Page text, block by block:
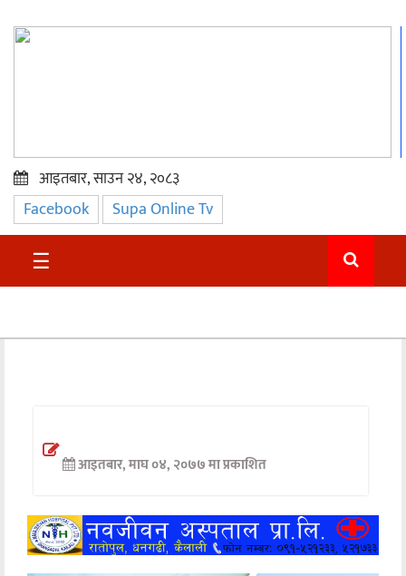
प्रमुख
समाचार
सुदुर
अन्तर्वार्ता
खेलकुद
मनोरञ्जन
आइतबार, साउन २४, २०८३
Facebook Supa Online Tv
☰
आइतबार, माघ ०४, २०७७ मा प्रकाशित